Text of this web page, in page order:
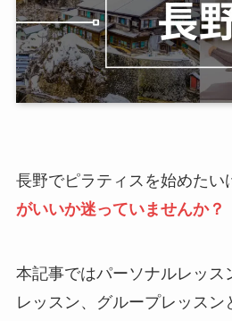
長野でピラティスを始めたい
がいいか迷っていませんか？
本記事ではパーソナルレッス
レッスン、グループレッス